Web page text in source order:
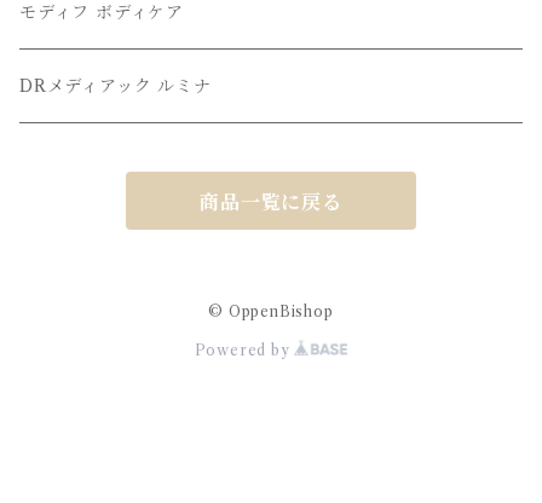
モディフ ボディケア
DRメディアック ルミナ
商品一覧に戻る
© OppenBishop
Powered by